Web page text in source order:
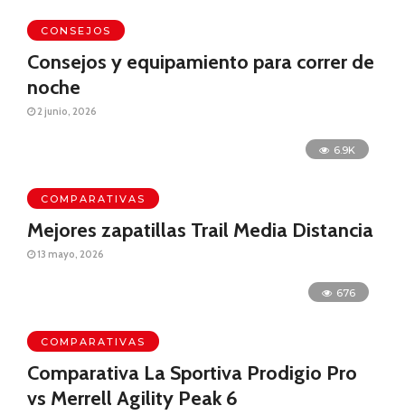
CONSEJOS
Consejos y equipamiento para correr de
noche
2 junio, 2026
6.9K
COMPARATIVAS
Mejores zapatillas Trail Media Distancia
13 mayo, 2026
676
COMPARATIVAS
Comparativa La Sportiva Prodigio Pro
vs Merrell Agility Peak 6